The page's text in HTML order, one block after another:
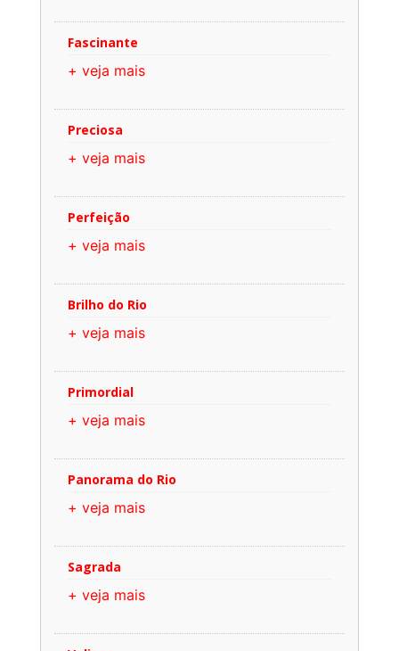
Fascinante
+ veja mais
Preciosa
+ veja mais
Perfeição
+ veja mais
Brilho do Rio
+ veja mais
Primordial
+ veja mais
Panorama do Rio
+ veja mais
Sagrada
+ veja mais